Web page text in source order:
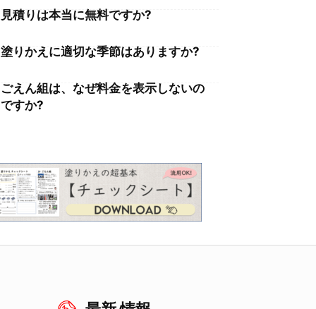
見積りは本当に無料ですか?
塗りかえに適切な季節はありますか?
ごえん組は、なぜ料金を表示しないの
ですか?